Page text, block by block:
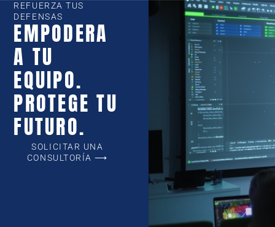
REFUERZA TUS
DEFENSAS
EMPODERA
A TU
EQUIPO.
PROTEGE TU
FUTURO.
SOLICITAR UNA
CONSULTORÍA ⟶